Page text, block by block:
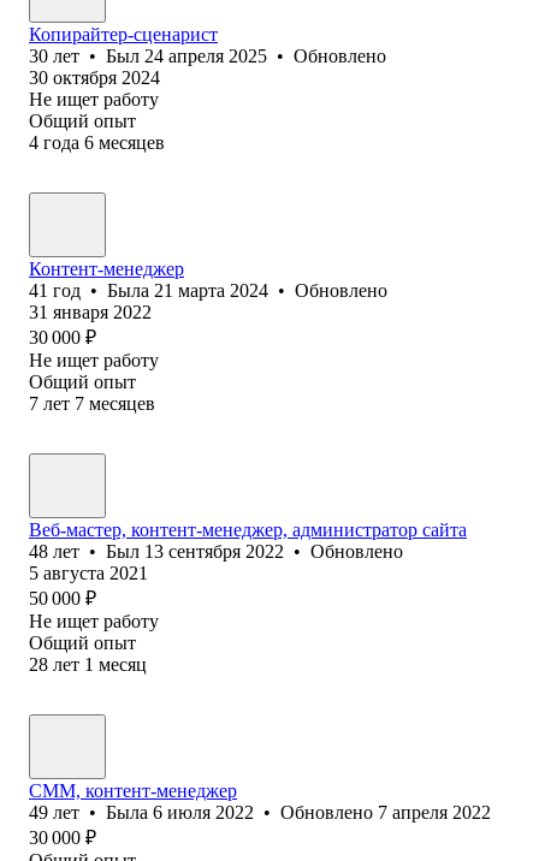
Копирайтер-сценарист
30 лет • Был 24 апреля 2025 • Обновлено
30 октября 2024
Не ищет работу
Общий опыт
4 года 6 месяцев
Контент-менеджер
41 год • Была 21 марта 2024 • Обновлено
31 января 2022
30 000 ₽
Не ищет работу
Общий опыт
7 лет 7 месяцев
Веб-мастер, контент-менеджер, администратор сайта
48 лет • Был 13 сентября 2022 • Обновлено
5 августа 2021
50 000 ₽
Не ищет работу
Общий опыт
28 лет 1 месяц
СММ, контент-менеджер
49 лет • Была 6 июля 2022 • Обновлено 7 апреля 2022
30 000 ₽